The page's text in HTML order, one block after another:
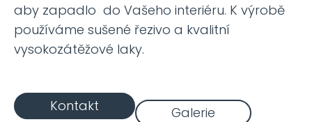
aby zapadlo do Vašeho interiéru. K výrobě
používáme sušené řezivo a kvalitní
vysokozátěžové laky.
Kontakt Galerie